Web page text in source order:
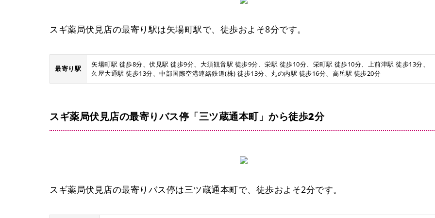
スギ薬局伏見店の最寄り駅は矢場町駅で、徒歩およそ8分です。
最寄り駅
矢場町駅 徒歩8分、伏見駅 徒歩9分、大須観音駅 徒歩9分、栄駅 徒歩10分、栄町駅 徒歩10分、上前津駅 徒歩13分、
久屋大通駅 徒歩13分、中部国際空港連絡鉄道(株) 徒歩13分、丸の内駅 徒歩16分、高岳駅 徒歩20分
スギ薬局伏見店の最寄りバス停「三ツ蔵通本町」から徒歩2分
スギ薬局伏見店の最寄りバス停は三ツ蔵通本町で、徒歩およそ2分です。